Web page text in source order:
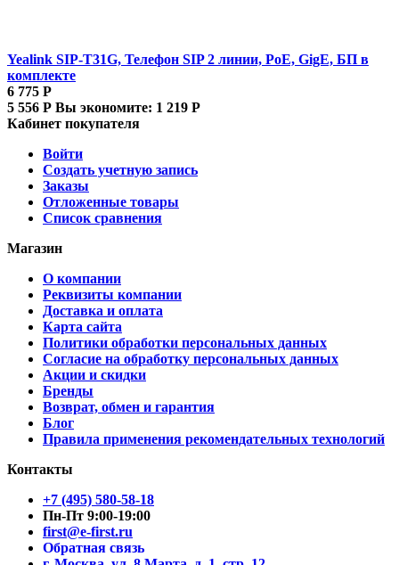
Yealink SIP-T31G, Телефон SIP 2 линии, PoE, GigE, БП в
комплекте
6 775 Р
5 556 Р Вы экономите: 1 219 Р
Кабинет покупателя
Войти
Создать учетную запись
Заказы
Отложенные товары
Список сравнения
Магазин
О компании
Реквизиты компании
Доставка и оплата
Карта сайта
Политики обработки персональных данных
Согласие на обработку персональных данных
Акции и скидки
Бренды
Возврат, обмен и гарантия
Блог
Правила применения рекомендательных технологий
Контакты
+7 (495) 580-58-18
Пн-Пт 9:00-19:00
first@e-first.ru
Обратная связь